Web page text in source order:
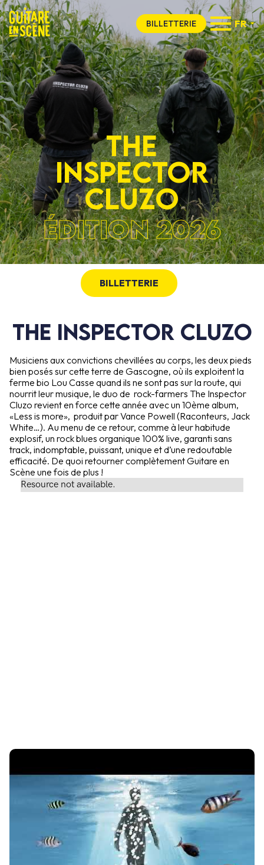
BILLETTERIE FR
The
inspector
cluzo
ÉDITION 2026
BILLETTERIE
The inspector cluzo
Musiciens aux convictions chevillées au corps, les deux pieds
bien posés sur cette terre de Gascogne, où ils exploitent la
ferme bio Lou Casse quand ils ne sont pas sur la route, qui
nourrit leur musique, le duo de rock-farmers The Inspector
Cluzo revient en force cette année avec un 10ème album,
«Less is more», produit par Vance Powell (Raconteurs, Jack
White…). Au menu de ce retour, comme à leur habitude
explosif, un rock blues organique 100% live, garanti sans
track, indomptable, puissant, unique et d’une redoutable
efficacité. De quoi retourner complètement Guitare en
Scène une fois de plus !